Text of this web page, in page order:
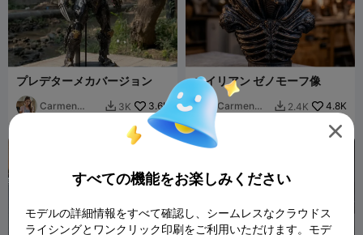
プレデターメカバージョン
Carmen
 3K 3.6K
エイリアン ゼノモーフ像
Carmen
 2.4K 4.8K

すべての機能をお楽しみください
モデルの詳細情報をすべて確認し、シームレスなクラウドス
ライシングとワンクリック印刷をご利用いただけます。モデ